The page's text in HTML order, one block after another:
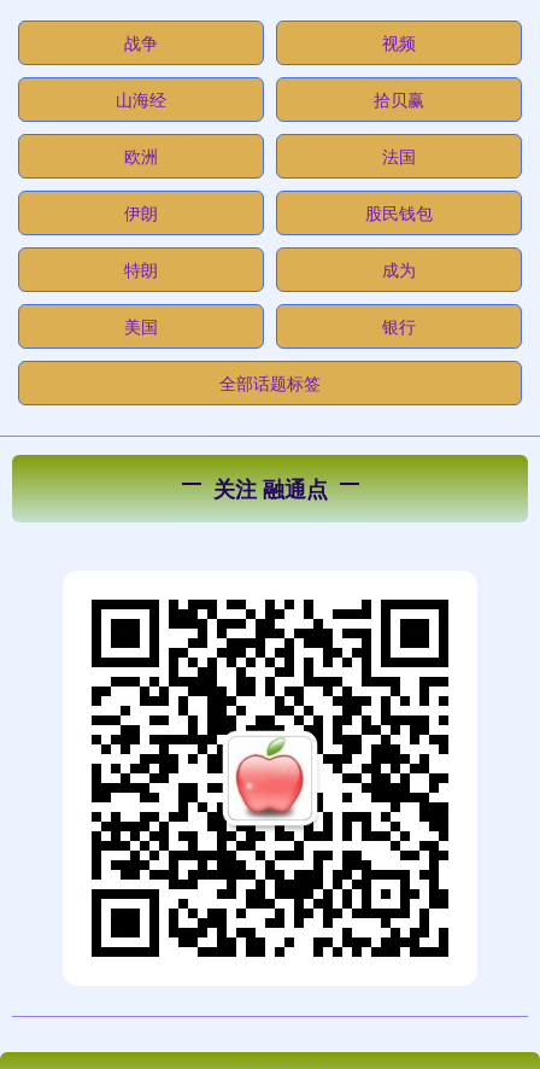
战争 视频
山海经 拾贝赢
欧洲 法国
伊朗 股民钱包
特朗 成为
美国 银行
全部话题标签
关注 融通点